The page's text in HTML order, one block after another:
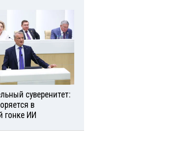
суверенитет:
в
гонке ИИ